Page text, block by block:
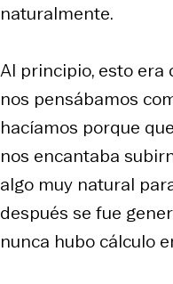
naturalmente.
Al principio, esto era
nos pensábamos
hacíamos porque
nos encantaba
algo muy natural
después se fue
nunca hubo cálculo